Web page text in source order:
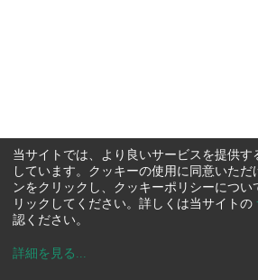
当サイトでは、より良いサービスを提供す
しています。クッキーの使用に同意いただ
ンをクリックし、クッキーポリシーについ
リックしてください。詳しくは当サイトの
認ください。
詳細を見る ...